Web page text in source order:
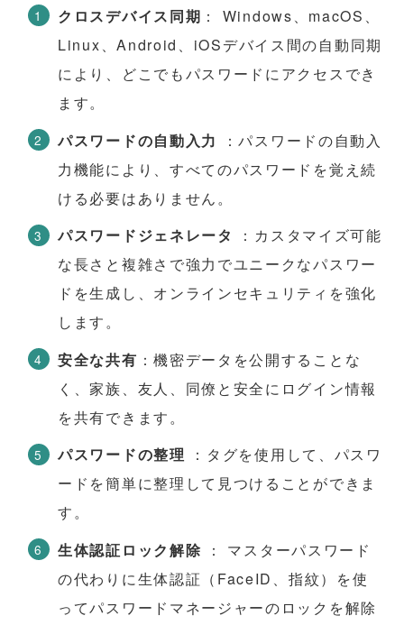
クロスデバイス同期 ： Windows、macOS、
Linux、Android、iOSデバイス間の自動同期
により、どこでもパスワードにアクセスでき
ます。
パスワードの自動入力
：パスワードの自動入
力機能により、すべてのパスワードを覚え続
ける必要はありません。
パスワードジェネレータ
：カスタマイズ可能
な長さと複雑さで強力でユニークなパスワー
ドを生成し、オンラインセキュリティを強化
します。
安全な共有 ：機密データを公開することな
く、家族、友人、同僚と安全にログイン情報
を共有できます。
パスワードの整理
：タグを使用して、パスワ
ードを簡単に整理して見つけることができま
す。
生体認証ロック解除 ： マスターパスワード
の代わりに生体認証（FaceID、指紋）を使
ってパスワードマネージャーのロックを解除